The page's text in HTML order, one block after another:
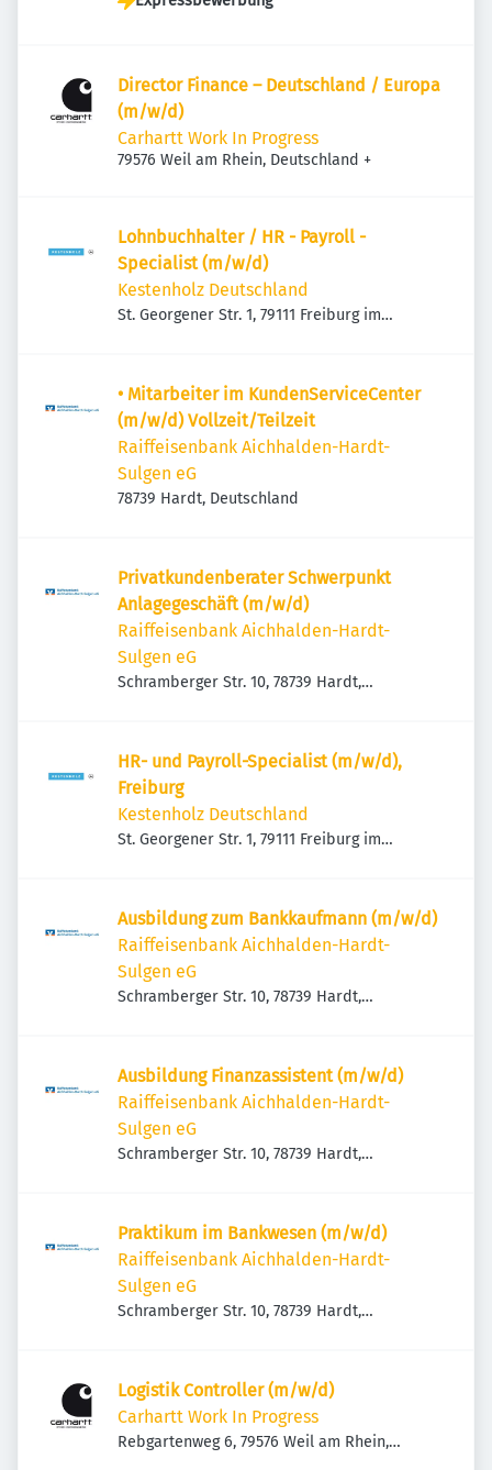
Director Finance – Deutschland / Europa
(m/w/d)
Carhartt Work In Progress
79576 Weil am Rhein, Deutschland +
Lohnbuchhalter / HR - Payroll -
Specialist (m/w/d)
Kestenholz Deutschland
St. Georgener Str. 1, 79111 Freiburg im
• Mitarbeiter im KundenServiceCenter
(m/w/d) Vollzeit/Teilzeit
Raiffeisenbank Aichhalden-Hardt-
Sulgen eG
78739 Hardt, Deutschland
Privatkundenberater Schwerpunkt
Anlagegeschäft (m/w/d)
Raiffeisenbank Aichhalden-Hardt-
Sulgen eG
Schramberger Str. 10, 78739 Hardt,
HR- und Payroll-Specialist (m/w/d),
Freiburg
Kestenholz Deutschland
St. Georgener Str. 1, 79111 Freiburg im
Ausbildung zum Bankkaufmann (m/w/d)
Raiffeisenbank Aichhalden-Hardt-
Sulgen eG
Schramberger Str. 10, 78739 Hardt,
Ausbildung Finanzassistent (m/w/d)
Raiffeisenbank Aichhalden-Hardt-
Sulgen eG
Schramberger Str. 10, 78739 Hardt,
Praktikum im Bankwesen (m/w/d)
Raiffeisenbank Aichhalden-Hardt-
Sulgen eG
Schramberger Str. 10, 78739 Hardt,
Logistik Controller (m/w/d)
Carhartt Work In Progress
Rebgartenweg 6, 79576 Weil am Rhein,